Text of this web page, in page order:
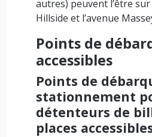
autres) peuvent l’être
Hillside et l’avenue
Points de
accessibles
Points de
stationnement
détenteurs de
places